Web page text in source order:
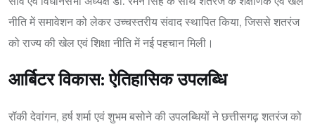
नीति में समावेशन को लेकर उच्चस्तरीय संवाद स्थापित किया, जिससे शतरंज
को राज्य की खेल एवं शिक्षा नीति में नई पहचान मिली।
आर्बिटर विकास: ऐतिहासिक उपलब्धि
रॉकी देवांगन, हर्ष शर्मा एवं शुभम बसोने की उपलब्धियों ने छत्तीसगढ़ शतरंज को